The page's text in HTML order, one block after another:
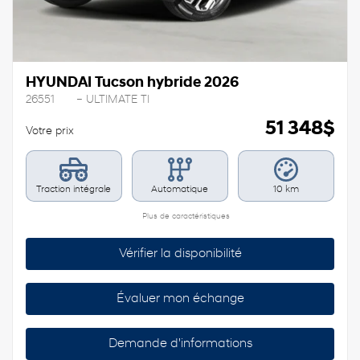
HYUNDAI Tucson hybride 2026
26551 – ULTIMATE TI
Votre prix 51 348$
Traction intégrale Automatique 10 km
Plus de caractéristiques
Vérifier la disponibilité
Évaluer mon échange
Demande d'informations